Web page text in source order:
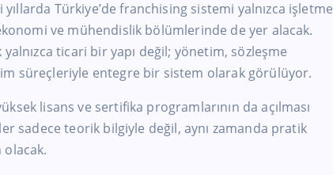
Türkiye’de franchising sistemi yalnızca işletme
ve mühendislik bölümlerinde de yer alacak.
ticari bir yapı değil; yönetim, sözleşme
süreçleriyle entegre bir sistem olarak görülüyor.
lisans ve sertifika programlarının da açılması
sadece teorik bilgiyle değil, aynı zamanda pratik